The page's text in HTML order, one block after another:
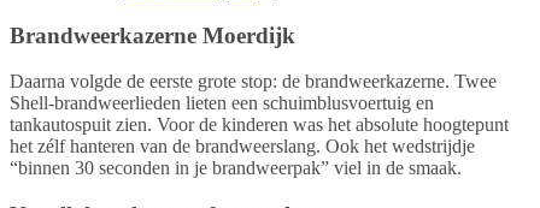
Brandweerkazerne Moerdijk
Daarna volgde de eerste grote stop: de brandweerkazerne. Twee
Shell-brandweerlieden lieten een schuimblusvoertuig en
tankautospuit zien. Voor de kinderen was het absolute hoogtepunt
het zélf hanteren van de brandweerslang. Ook het wedstrijdje
“binnen 30 seconden in je brandweerpak” viel in de smaak.